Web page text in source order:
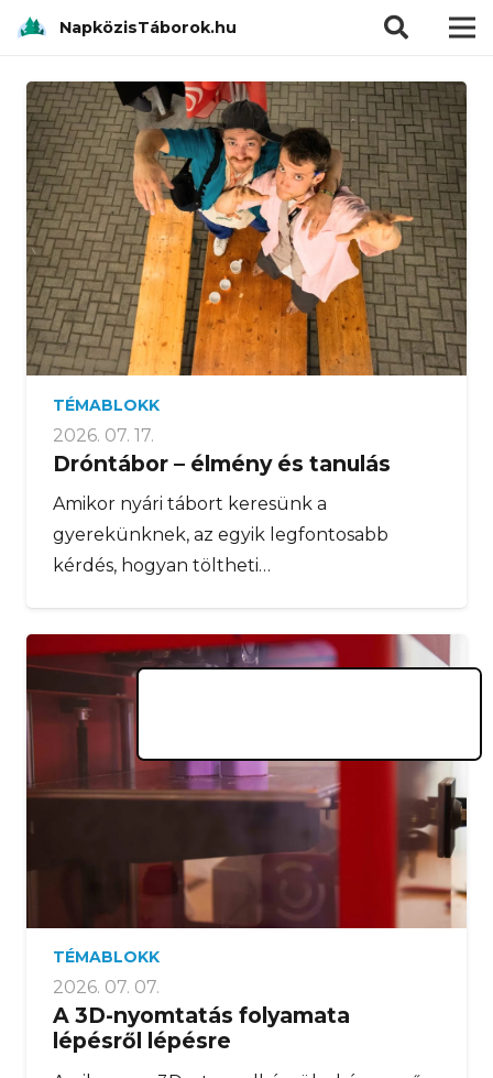
NapközisTáborok.hu
TÉMABLOKK
2026. 07. 17.
Dróntábor – élmény és tanulás
Amikor nyári tábort keresünk a
gyerekünknek, az egyik legfontosabb
kérdés, hogyan töltheti…
TÉMABLOKK
2026. 07. 07.
A 3D-nyomtatás folyamata
lépésről lépésre